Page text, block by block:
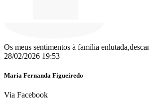
Os meus sentimentos à família
28/02/2026 19:53
Maria Fernanda Figueiredo
Via Facebook